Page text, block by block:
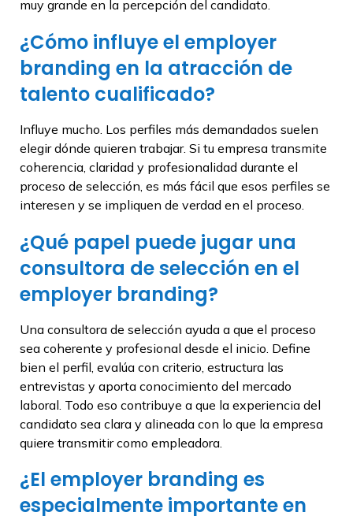
muy grande en la percepción del candidato.
¿Cómo influye el employer
branding en la atracción de
talento cualificado?
Influye mucho. Los perfiles más demandados suelen
elegir dónde quieren trabajar. Si tu empresa transmite
coherencia, claridad y profesionalidad durante el
proceso de selección, es más fácil que esos perfiles se
interesen y se impliquen de verdad en el proceso.
¿Qué papel puede jugar una
consultora de selección en el
employer branding?
Una consultora de selección ayuda a que el proceso
sea coherente y profesional desde el inicio. Define
bien el perfil, evalúa con criterio, estructura las
entrevistas y aporta conocimiento del mercado
laboral. Todo eso contribuye a que la experiencia del
candidato sea clara y alineada con lo que la empresa
quiere transmitir como empleadora.
¿El employer branding es
especialmente importante en